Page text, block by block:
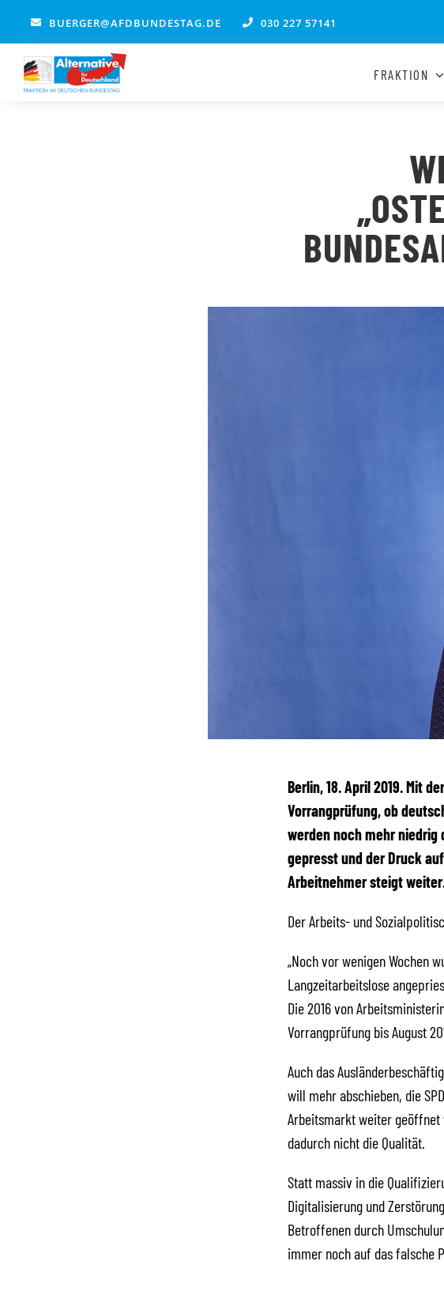
springen
BUERGER@AFDBUNDESTAG.DE 030 227 57141
FRAKTION
Berlin, 18. April 2019. Mit
Vorrangprüfung, ob
werden noch mehr
gepresst und der Druck
Arbeitnehmer steigt
Der Arbeits- und
„Noch vor wenigen Wochen
Langzeitarbeitslose
Die 2016 von
Vorrangprüfung bis August
Auch das
will mehr abschieben, die
Arbeitsmarkt weiter geöffnet
dadurch nicht die Qualität.
Statt massiv in die
Digitalisierung und
Betroffenen durch
immer noch auf das falsche